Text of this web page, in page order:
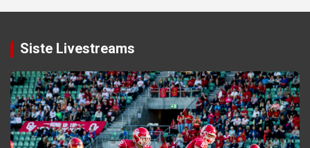
Siste Livestreams